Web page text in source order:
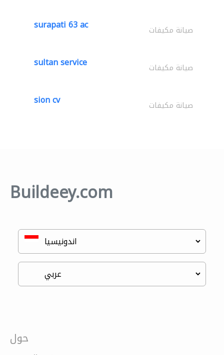
surapati 63 ac صيانة مكيفات
sultan service صيانة مكيفات
sion cv صيانة مكيفات
Buildeey.com
حول